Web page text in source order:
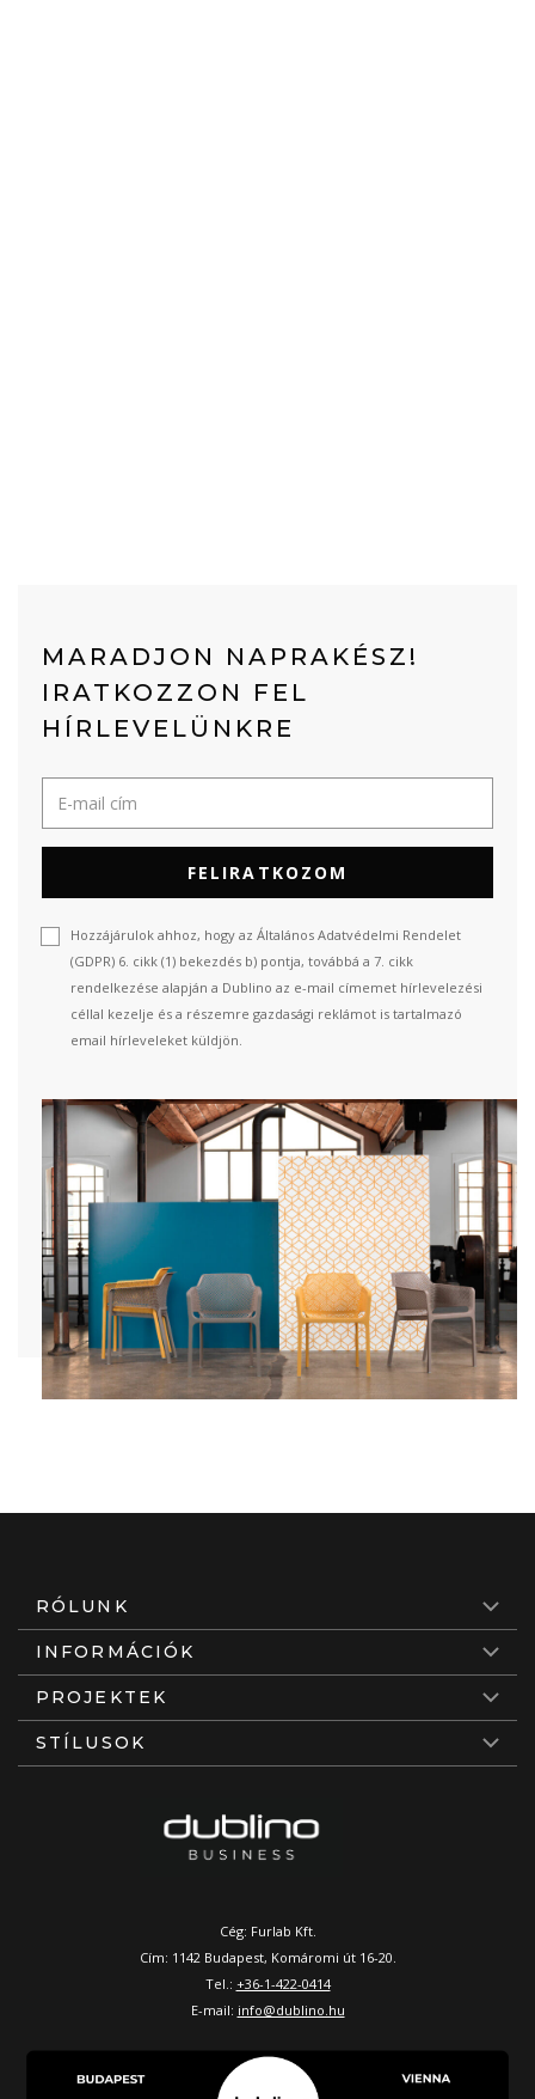
MARADJON NAPRAKÉSZ!
IRATKOZZON FEL
HÍRLEVELÜNKRE
FELIRATKOZOM
Hozzájárulok ahhoz, hogy az Általános Adatvédelmi Rendelet
(GDPR) 6. cikk (1) bekezdés b) pontja, továbbá a 7. cikk
rendelkezése alapján a Dublino az e-mail címemet hírlevelezési
céllal kezelje és a részemre gazdasági reklámot is tartalmazó
email hírleveleket küldjön.
RÓLUNK
INFORMÁCIÓK
PROJEKTEK
STÍLUSOK
Cég: Furlab Kft.
Cím: 1142 Budapest, Komáromi út 16-20.
Tel.: +36-1-422-0414
E-mail: info@dublino.hu